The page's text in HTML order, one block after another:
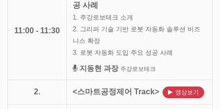
11:00 - 11:30
공 사례
1. 주강로보테크 소개
2. 그리퍼 기술 기반 로봇 자동화 솔루션 비즈
니스 확장
3. 로봇 자동화 도입 주요 성공 사례
지동현 과장 주강로보테크
2. <스마트공정제어 Track> 영상보기